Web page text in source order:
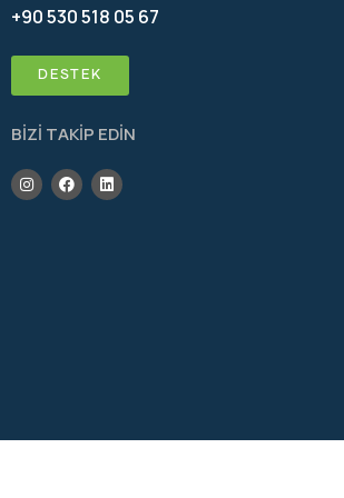
+90 530 518 05 67
DESTEK
BİZİ TAKİP EDİN